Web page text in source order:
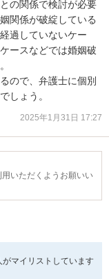
の関係で検討が必要
関係が破綻している
過していないケー
ースなどでは婚姻破
ので、弁護士に個別
しょう。
2025年1月31日 17:27
いただくようお願いい
がマイリストしています